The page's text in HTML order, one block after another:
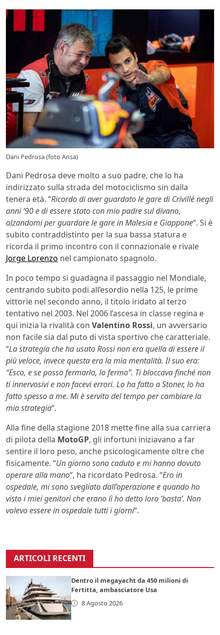
Dani Pedrosa (foto Ansa)
Dani Pedrosa deve molto a suo padre, che lo ha
indirizzato sulla strada del motociclismo sin dalla
tenera età. “Ricordo di aver guardato le gare di Crivillé negli
anni ’90 e di essere stato con mio padre sul divano,
alzandomi per guardare le gare in Malesia e Giappone“. Si è
subito contraddistinto per la sua bassa statura e
ricorda il primo incontro con il connazionale e rivale
Jorge Lorenzo nel campionato spagnolo.
In poco tempo si guadagna il passaggio nel Mondiale,
centrando subito podi all’esordio nella 125, le prime
vittorie nel secondo anno, il titolo iridato al terzo
tentativo nel 2003. Nel 2006 l’ascesa in classe regina e
qui inizia la rivalità con Valentino Rossi, un avversario
non facile sia dal puto di vista sportivo che caratteriale.
“La strategia che ha usato Rossi non era quella di essere il
più veloce, invece questa era la mia mentalità. Il suo era:
“Esco, e se posso fermarlo, lo fermo”. Ti bloccava finché non
ti innervosivi e non facevi errori. Lo ha fatto a Stoner, lo ha
fatto spesso a me. Mi è servito del tempo per cambiare la
mia strategia“.
Alla fine della stagione 2018 mette fine alla sua carriera
di pilota della MotoGP, gli infortuni iniziavano a far
sentire il loro peso, anche psicologicamente oltre che
fisicamente. “Un giorno sono caduto e mi hanno dovuto
operare alla mano“, ha ricordato Pedrosa. “Ero in
ospedale, mi sono svegliato dall’operazione e quando ho
visto i miei genitori che erano lì ho detto loro ‘basta’. Non
volevo essere in ospedale tutti i giorni“.
ARTICOLI RECENTI
Dentro il megayacht da 450 milioni di
Fertitta, ambasciatore Usa
8 Agosto 2026